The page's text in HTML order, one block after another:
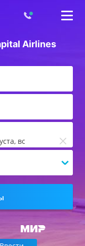
Airlines
вс